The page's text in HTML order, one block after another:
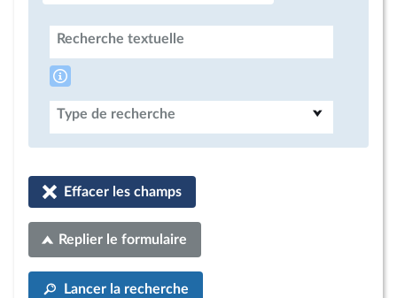
Recherche textuelle
Type de recherche
Effacer les champs
Replier le formulaire
Lancer la recherche